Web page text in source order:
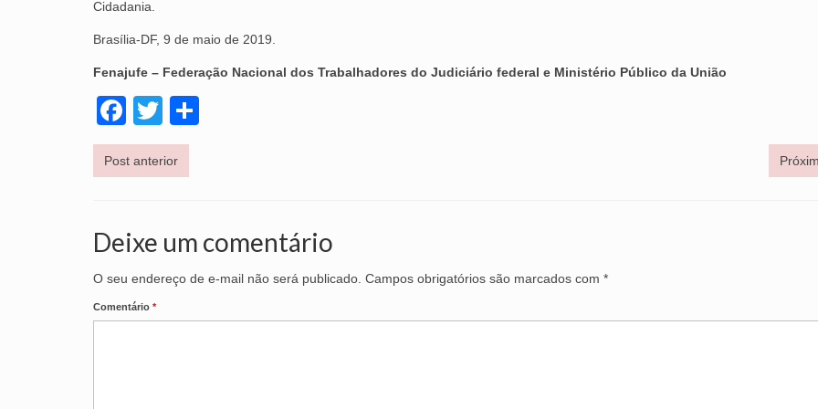
Cidadania.
Brasília-DF, 9 de maio de 2019.
Fenajufe – Federação Nacional dos Trabalhadores do Judiciário federal e Ministério Público da União
Facebook
Twitter
Post anterior
Deixe um comentário
O seu endereço de e-mail não será publicado. Campos obrigatórios são marcados com *
Comentário *